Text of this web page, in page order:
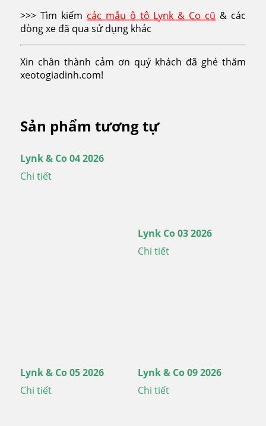
>>> Tìm kiếm các mẫu ô tô Lynk & Co cũ & các
dòng xe đã qua sử dụng khác
Xin chân thành cảm ơn quý khách đã ghé thăm
xeotogiadinh.com!
Sản phẩm tương tự
Lynk & Co 04 2026
Chi tiết
Lynk Co 03 2026
Chi tiết
Lynk & Co 05 2026
Chi tiết
Lynk & Co 09 2026
Chi tiết